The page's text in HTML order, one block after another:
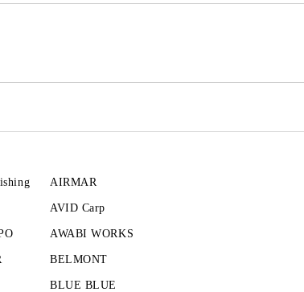
AIRMAR
AVID Carp
AWABI WORKS
BELMONT
BLUE BLUE